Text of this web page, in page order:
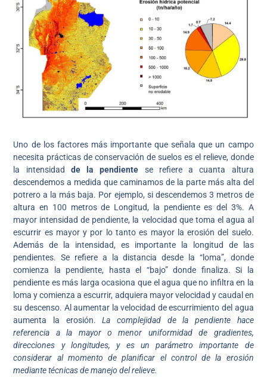
Uno de los factores más importante que señala que un campo
necesita prácticas de conservación de suelos es el relieve, donde
la intensidad de la pendiente se refiere a cuanta altura
descendemos a medida que caminamos de la parte más alta del
potrero a la más baja. Por ejemplo, si descendemos 3 metros de
altura en 100 metros de Longitud, la pendiente es del 3%. A
mayor intensidad de pendiente, la velocidad que toma el agua al
escurrir es mayor y por lo tanto es mayor la erosión del suelo.
Además de la intensidad, es importante la longitud de las
pendientes. Se refiere a la distancia desde la “loma”, donde
comienza la pendiente, hasta el “bajo” donde finaliza. Si la
pendiente es más larga ocasiona que el agua que no infiltra en la
loma y comienza a escurrir, adquiera mayor velocidad y caudal en
su descenso. Al aumentar la velocidad de escurrimiento del agua
aumenta la erosión.La complejidad de la pendiente hace
referencia a la mayor o menor uniformidad de gradientes,
direcciones y longitudes, y es un parámetro importante de
considerar al momento de planificar el control de la erosión
mediante técnicas de manejo del relieve.